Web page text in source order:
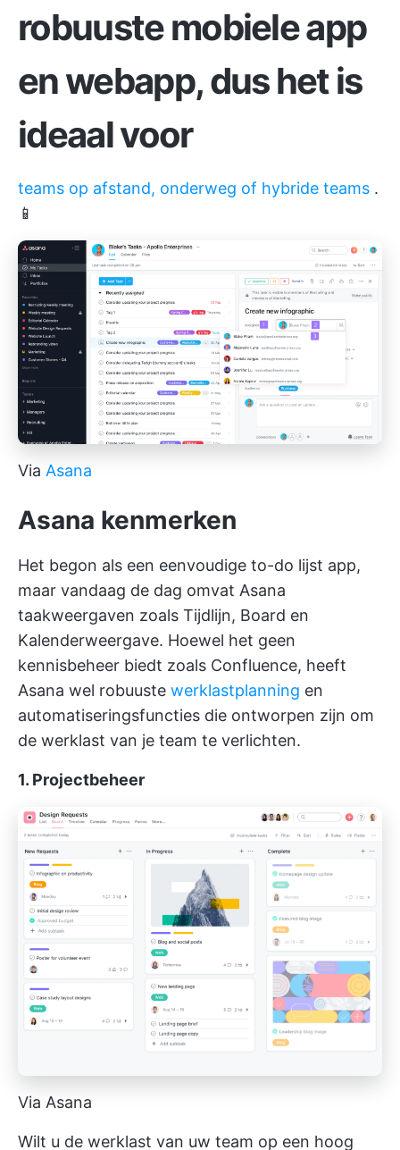
robuuste mobiele app
en webapp, dus het is
ideaal voor
teams op afstand, onderweg of hybride teams .
📱
Via Asana
Asana kenmerken
Het begon als een eenvoudige to-do lijst app,
maar vandaag de dag omvat Asana
taakweergaven zoals Tijdlijn, Board en
Kalenderweergave. Hoewel het geen
kennisbeheer biedt zoals Confluence, heeft
Asana wel robuuste werklastplanning en
automatiseringsfuncties die ontworpen zijn om
de werklast van je team te verlichten.
1. Projectbeheer
Via Asana
Wilt u de werklast van uw team op een hoog